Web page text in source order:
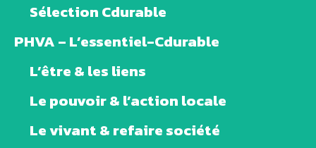
Sélection Cdurable
PHVA – L’essentiel-Cdurable
L’être & les liens
Le pouvoir & l’action locale
Le vivant & refaire société